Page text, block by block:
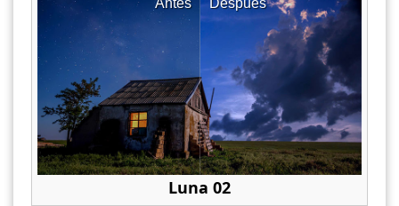
Después
Antes
Luna 02